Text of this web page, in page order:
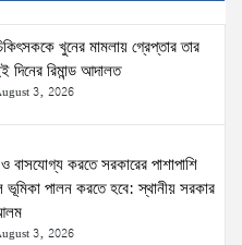
খুনের মামলায় গ্রেপ্তার তার
দিনের রিমান্ড আদালত
3, 2026
বাসযোগ্য করতে সরকারের পাশাপাশি
ভূমিকা পালন করতে হবে: স্থানীয় সরকার
3, 2026